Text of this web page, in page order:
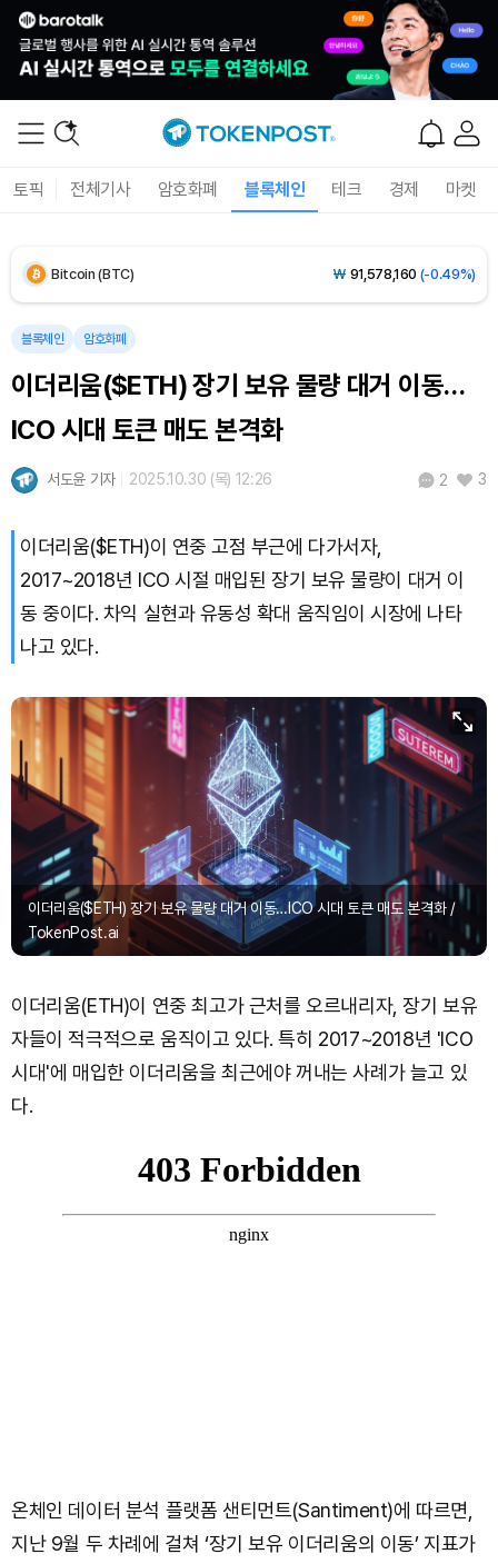
토픽 전체기사 암호화폐 블록체인 테크 경제 마켓
Solana (SOL) ₩ 103,422(-1.17%)
Bitcoin (BTC) ₩ 91,578,160 (-0.49%)
블록체인 암호화폐
이더리움($ETH) 장기 보유 물량 대거 이동…
ICO 시대 토큰 매도 본격화
서도윤 기자 2025.10.30 (목) 12:26 2 3
이더리움($ETH)이 연중 고점 부근에 다가서자,
2017~2018년 ICO 시절 매입된 장기 보유 물량이 대거 이
동 중이다. 차익 실현과 유동성 확대 움직임이 시장에 나타
나고 있다.
이더리움($ETH) 장기 보유 물량 대거 이동…ICO 시대 토큰 매도 본격화 /
TokenPost.ai
이더리움(ETH)이 연중 최고가 근처를 오르내리자, 장기 보유
자들이 적극적으로 움직이고 있다. 특히 2017~2018년 'ICO
시대'에 매입한 이더리움을 최근에야 꺼내는 사례가 늘고 있
다.
온체인 데이터 분석 플랫폼 샌티먼트(Santiment)에 따르면,
지난 9월 두 차례에 걸쳐 ‘장기 보유 이더리움의 이동’ 지표가